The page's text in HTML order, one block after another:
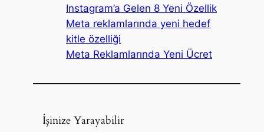
Instagram’a Gelen 8 Yeni Özellik
Meta reklamlarında yeni hedef
kitle özelliği
Meta Reklamlarında Yeni Ücret
İşinize Yarayabilir